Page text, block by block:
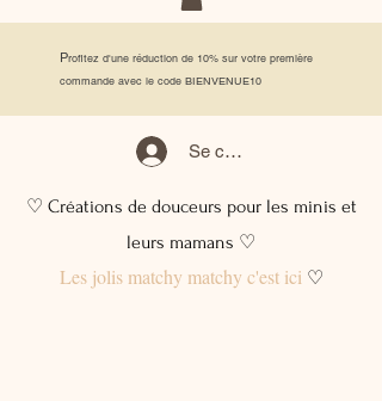
Profitez d'une réduction de 10% sur votre première
commande avec le code BIENVENUE10
Se connecter
♡ Créations de douceurs pour les minis et
leurs mamans ♡
Les jolis matchy matchy c'est ici♡